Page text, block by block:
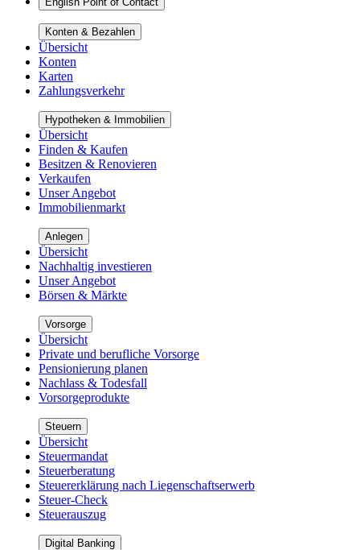
Konten & Bezahlen
Übersicht
Konten
Karten
Zahlungsverkehr
Hypotheken & Immobilien
Übersicht
Finden & Kaufen
Besitzen & Renovieren
Verkaufen
Unser Angebot
Immobilienmarkt
Anlegen
Übersicht
Nachhaltig investieren
Unser Angebot
Börsen & Märkte
Vorsorge
Übersicht
Private und berufliche Vorsorge
Pensionierung planen
Nachlass & Todesfall
Vorsorgeprodukte
Steuern
Übersicht
Steuermandat
Steuerberatung
Steuererklärung nach Liegenschaftserwerb
Steuer-Check
Steuerauszug
Digital Banking